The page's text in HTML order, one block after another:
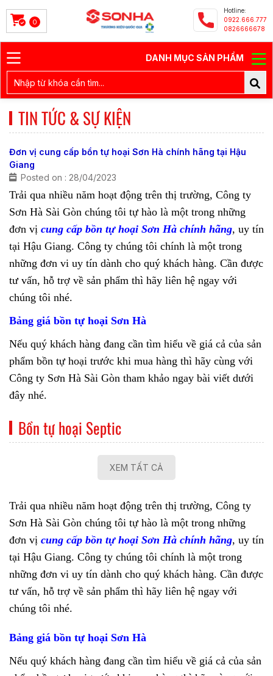
0
Hotline:
0922.666.777
0826666678
DANH MỤC SẢN PHẨM
TIN TỨC & SỰ KIỆN
Đơn vị cung cấp bồn tự hoại Sơn Hà chính hãng tại Hậu
Giang
Posted on : 28/04/2023
Trải qua nhiều năm hoạt động trên thị trường, Công ty
Sơn Hà Sài Gòn chúng tôi tự hào là một trong những
đơn vị cung cấp bồn tự hoại Sơn Hà chính hãng, uy tín
tại Hậu Giang. Công ty chúng tôi chính là một trong
những đơn vi uy tín dành cho quý khách hàng. Cần được
tư vấn, hỗ trợ về sản phẩm thì hãy liên hệ ngay với
chúng tôi nhé.
Bảng giá bồn tự hoại Sơn Hà
Nếu quý khách hàng đang cần tìm hiểu về giá cả của sản
phẩm bồn tự hoại trước khi mua hàng thì hãy cùng với
Công ty Sơn Hà Sài Gòn tham khảo ngay bài viết dưới
đây nhé.
Bồn tự hoại Septic
XEM TẤT CẢ
Trải qua nhiều năm hoạt động trên thị trường, Công ty
Sơn Hà Sài Gòn chúng tôi tự hào là một trong những
đơn vị cung cấp bồn tự hoại Sơn Hà chính hãng, uy tín
tại Hậu Giang. Công ty chúng tôi chính là một trong
những đơn vi uy tín dành cho quý khách hàng. Cần được
tư vấn, hỗ trợ về sản phẩm thì hãy liên hệ ngay với
chúng tôi nhé.
Bảng giá bồn tự hoại Sơn Hà
Nếu quý khách hàng đang cần tìm hiểu về giá cả của sản